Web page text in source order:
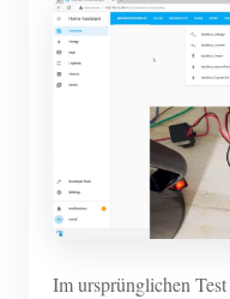
Im ursprünglichen